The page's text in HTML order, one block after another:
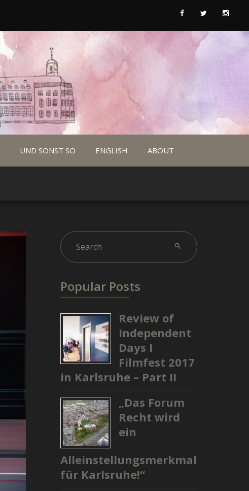
UND SONST SO ENGLISH ABOUT
Popular Posts
Review of
Independent
Days I
Filmfest 2017
in Karlsruhe – Part II
„Das Forum
Recht wird
ein
Alleinstellungsmerkmal
für Karlsruhe!“